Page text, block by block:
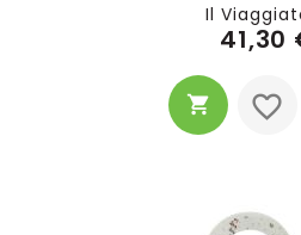
Il
41,30